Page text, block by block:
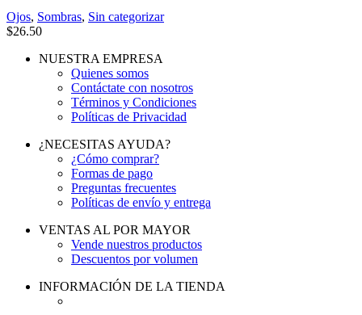
Ojos, Sombras, Sin categorizar
$26.50
NUESTRA EMPRESA
Quienes somos
Contáctate con nosotros
Términos y Condiciones
Políticas de Privacidad
¿NECESITAS AYUDA?
¿Cómo comprar?
Formas de pago
Preguntas frecuentes
Políticas de envío y entrega
VENTAS AL POR MAYOR
Vende nuestros productos
Descuentos por volumen
INFORMACIÓN DE LA TIENDA